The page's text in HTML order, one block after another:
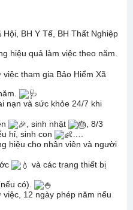
BH Y Tế, BH Thất Nghiệp
hiệu quả làm việc theo năm.
tham gia Bảo Hiểm Xã
nạn và sức khỏe 24/7 khi
, sinh nhật
, 8/3
hỉ, sinh con
hiệu cho nhân viên và người
và các trang thiết bị
có).
12 ngày phép năm nếu